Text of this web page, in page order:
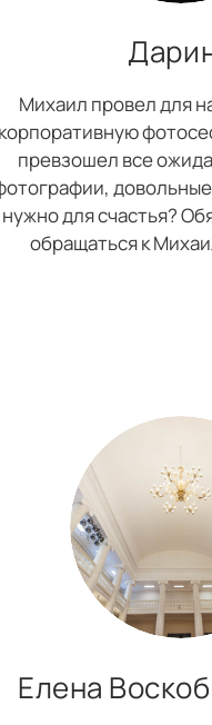
Михаил провел для
корпоративную
превзошел все
нужно для счастья?
обращаться к
Елена